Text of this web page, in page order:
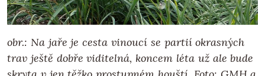
obr.: Na jaře je cesta vinoucí se partií okrasných
trav ještě dobře viditelná, koncem léta už ale bude